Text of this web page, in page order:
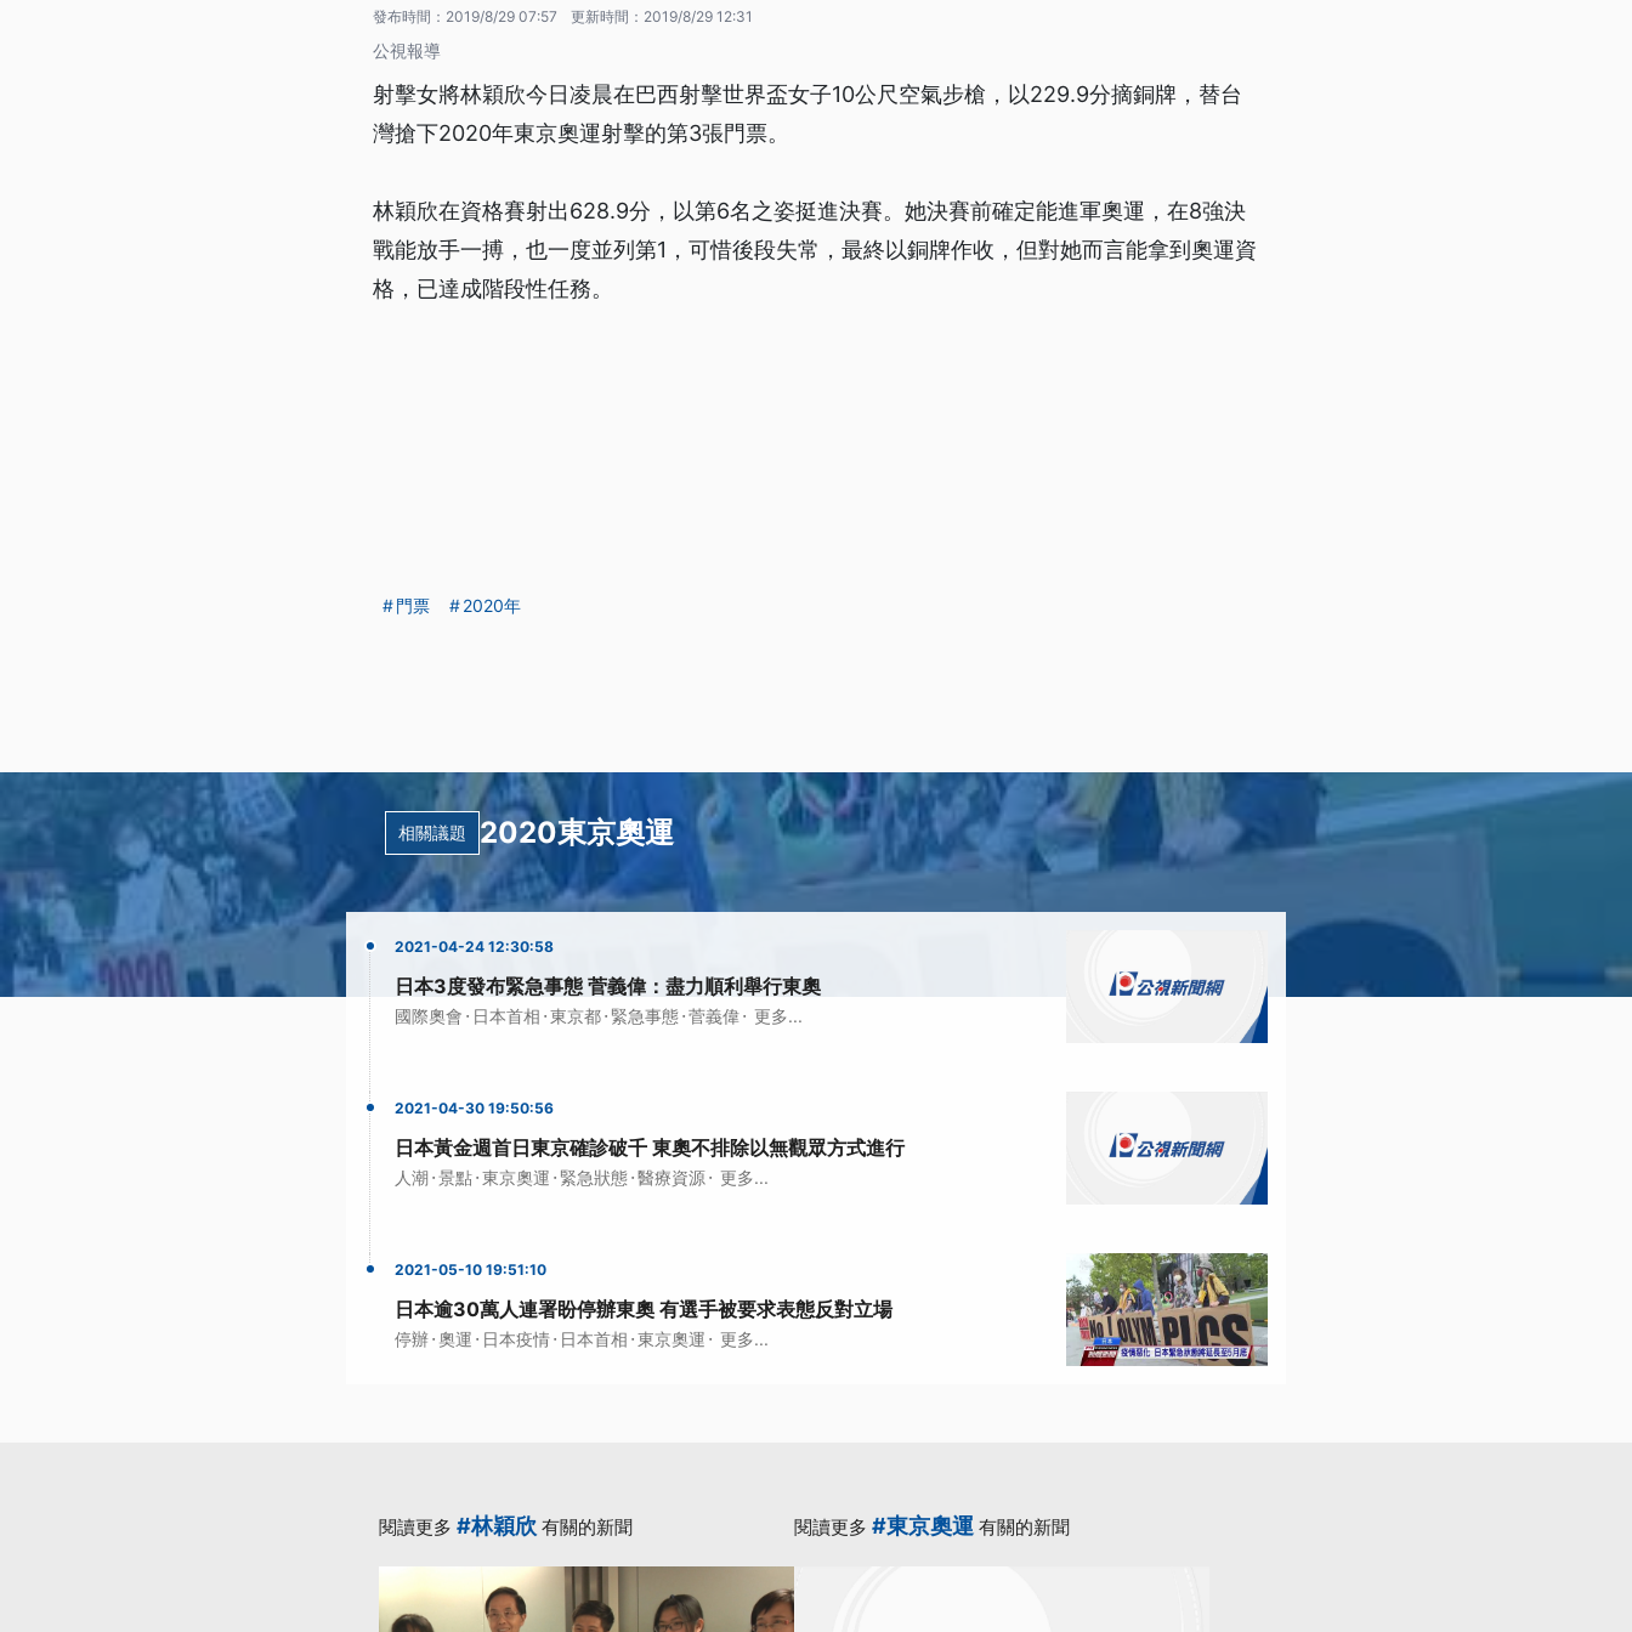
發布時間： 2019/8/29 07:57 更新時間： 2019/8/29 12:31
公視報導
射擊女將林穎欣今日凌晨在巴西射擊世界盃女子10公尺空氣步槍，以229.9分摘銅牌，替台
灣搶下2020年東京奧運射擊的第3張門票。
林穎欣在資格賽射出628.9分，以第6名之姿挺進決賽。她決賽前確定能進軍奧運，在8強決
戰能放手一搏，也一度並列第1，可惜後段失常，最終以銅牌作收，但對她而言能拿到奧運資
格，已達成階段性任務。
門票 2020年
相關議題 2020東京奧運
2021-04-24 12:30:58
日本3度發布緊急事態 菅義偉：盡力順利舉行東奧
國際奧會 · 日本首相 ·東京都· 緊急事態·菅義偉· 更多...
2021-04-30 19:50:56
日本黃金週首日東京確診破千 東奧不排除以無觀眾方式進行
人潮 ·景點·東京奧運 · 緊急狀態·醫療資源· 更多...
2021-05-10 19:51:10
日本逾30萬人連署盼停辦東奧 有選手被要求表態反對立場
停辦· 奧運 · 日本疫情· 日本首相 ·東京奧運 · 更多...
閱讀更多 #林穎欣 有關的新聞 閱讀更多 #東京奧運 有關的新聞